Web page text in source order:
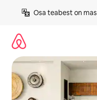
Osa teabest on